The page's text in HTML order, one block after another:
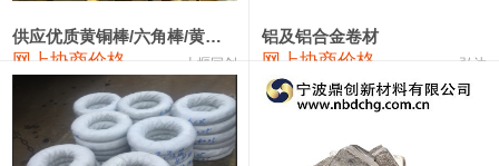
1#电解锰 18,800—19,000 18,900
1#铬 60,000—82,000
2202#硅 14,100—14,300
供应优质黄铜棒/六角棒/黄铜方板
网上协商价格 十堰同创
铝及铝合金卷材
网上协商价格 弘达